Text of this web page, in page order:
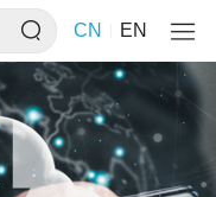
CN EN